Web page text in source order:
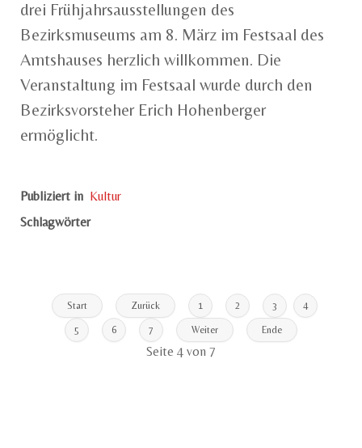
drei Frühjahrsausstellungen des
Bezirksmuseums am 8. März im Festsaal des
Amtshauses herzlich willkommen. Die
Veranstaltung im Festsaal wurde durch den
Bezirksvorsteher Erich Hohenberger
ermöglicht.
Publiziert in Kultur
Schlagwörter
Start Zurück 1 2 3 4
5 6 7 Weiter Ende
Seite 4 von 7